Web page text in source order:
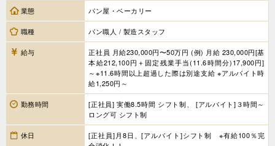
業態 パン屋・ベーカリー
職種 パン職人 / 製造スタッフ
給与
正社員 月給230,000円〜50万円 (例) 月給 230,000円[基
本給212,100円＋固定残業手当(11.6時間分)17,900円]
～※11.6時間以上超過した際は別途支給 ※アルバイト時
給1,250円～
勤務時間
[正社員] 実働8.5時間 シフト制、 [アルバイト]３時間～
ロング可 シフト制
休日
[正社員]月8日、[アルバイト]シフト制 ※有給100％完